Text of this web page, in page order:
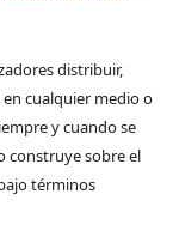
distribuir,
cualquier medio o
y cuando se
construye sobre el
términos